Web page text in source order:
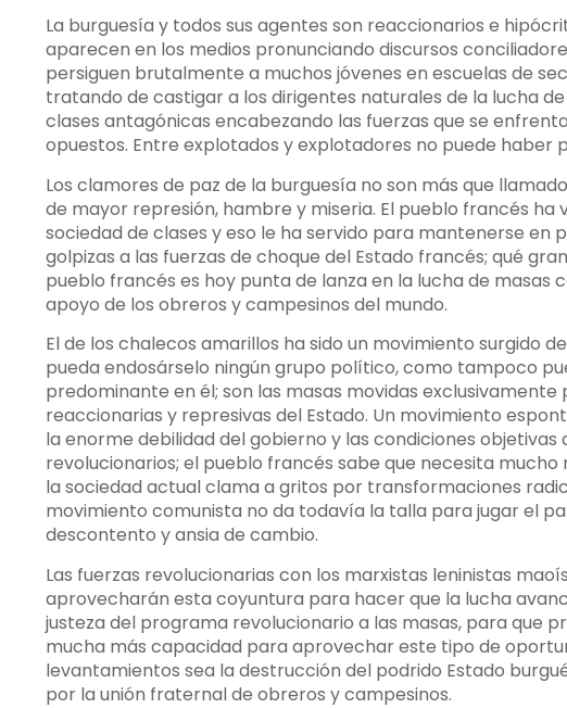
La burguesía y todos sus agentes son reaccionarios e
aparecen en los medios pronunciando discursos
persiguen brutalmente a muchos jóvenes en escuelas de
tratando de castigar a los dirigentes naturales de la lucha
clases antagónicas encabezando las fuerzas que se
opuestos. Entre explotados y explotadores no puede haber
Los clamores de paz de la burguesía no son más que
de mayor represión, hambre y miseria. El pueblo francés
sociedad de clases y eso le ha servido para mantenerse en
golpizas a las fuerzas de choque del Estado francés; qué
pueblo francés es hoy punta de lanza en la lucha de
apoyo de los obreros y campesinos del mundo.
El de los chalecos amarillos ha sido un movimiento surgido
pueda endosárselo ningún grupo político, como tampoco
predominante en él; son las masas movidas
reaccionarias y represivas del Estado. Un movimiento
la enorme debilidad del gobierno y las condiciones
revolucionarios; el pueblo francés sabe que necesita
la sociedad actual clama a gritos por transformaciones
movimiento comunista no da todavía la talla para jugar el
descontento y ansia de cambio.
Las fuerzas revolucionarias con los marxistas leninistas
aprovecharán esta coyuntura para hacer que la lucha
justeza del programa revolucionario a las masas, para que
mucha más capacidad para aprovechar este tipo de
levantamientos sea la destrucción del podrido Estado
por la unión fraternal de obreros y campesinos.